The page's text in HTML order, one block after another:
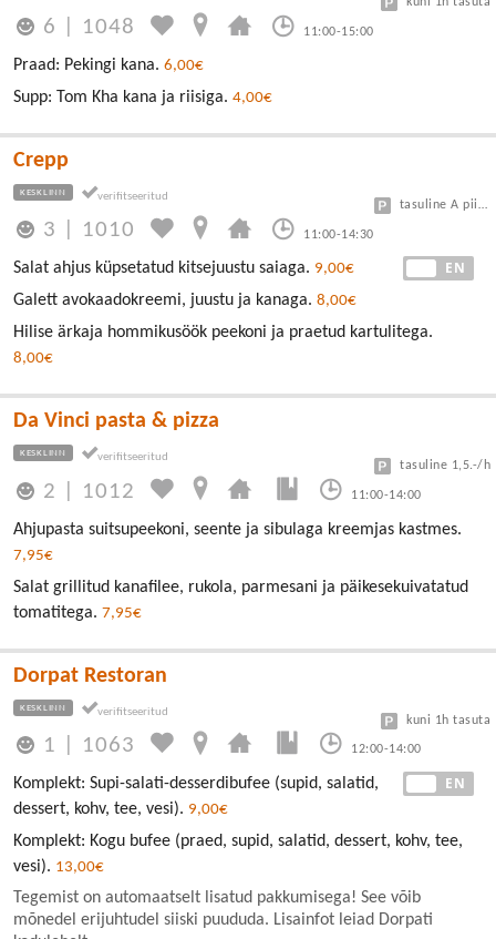
6 1048 11:00-15:00
Praad: Pekingi kana. 6,00€
Supp: Tom Kha kana ja riisiga. 4,00€
Crepp
KESKLINN
3 1010 11:00-14:30
tasuline A piirkond
EN
Salat ahjus küpsetatud kitsejuustu saiaga. 9,00€
Galett avokaadokreemi, juustu ja kanaga. 8,00€
Hilise ärkaja hommikusöök peekoni ja praetud kartulitega.
8,00€
Da Vinci pasta & pizza
KESKLINN
2 1012 11:00-14:00
tasuline 1,5.-/h
Ahjupasta suitsupeekoni, seente ja sibulaga kreemjas kastmes.
7,95€
Salat grillitud kanafilee, rukola, parmesani ja päikesekuivatatud
tomatitega. 7,95€
Dorpat Restoran
KESKLINN
1 1063 12:00-14:00
kuni 1h tasuta
EN
Komplekt: Supi-salati-desserdibufee (supid, salatid,
dessert, kohv, tee, vesi). 9,00€
Komplekt: Kogu bufee (praed, supid, salatid, dessert, kohv, tee,
vesi). 13,00€
Tegemist on automaatselt lisatud pakkumisega! See võib
mõnedel erijuhtudel siiski puududa. Lisainfot leiad Dorpati